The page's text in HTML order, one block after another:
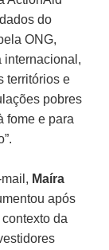
do
ONG,
internacional,
territórios e
pobres
fome e para
Maíra
após
da